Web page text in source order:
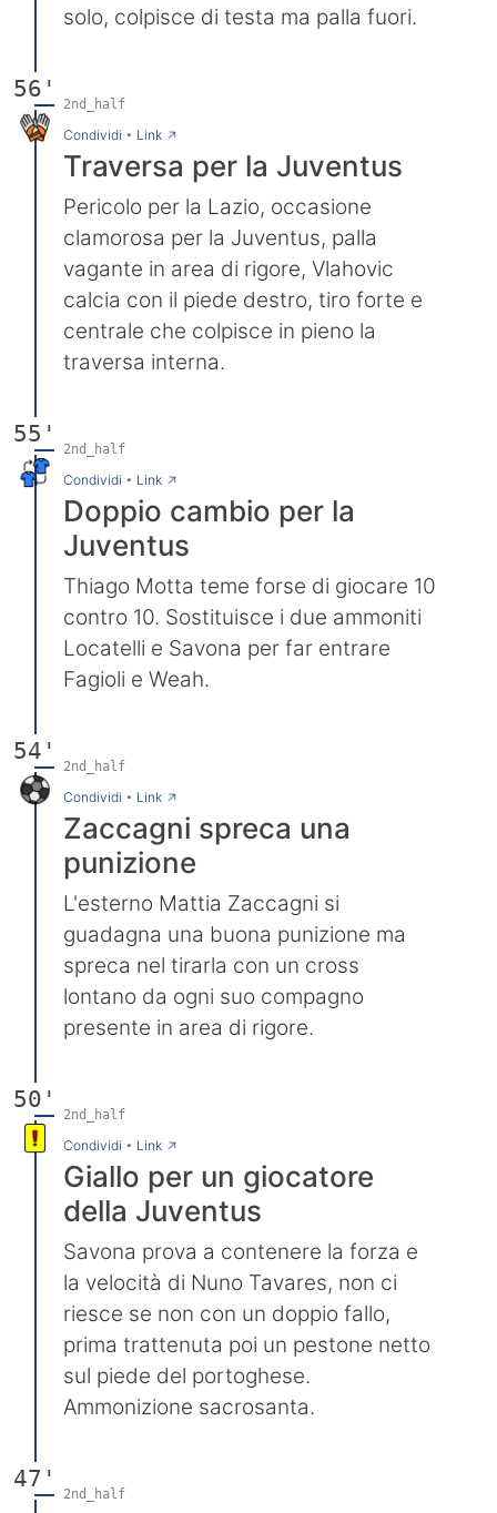
solo, colpisce di testa ma palla fuori.
56'
2nd_half
Condividi • Link→
Traversa per la Juventus
Pericolo per la Lazio, occasione
clamorosa per la Juventus, palla
vagante in area di rigore, Vlahovic
calcia con il piede destro, tiro forte e
centrale che colpisce in pieno la
traversa interna.
55'
2nd_half
Condividi • Link→
Doppio cambio per la
Juventus
Thiago Motta teme forse di giocare 10
contro 10. Sostituisce i due ammoniti
Locatelli e Savona per far entrare
Fagioli e Weah.
54'
2nd_half
Condividi • Link→
Zaccagni spreca una
punizione
L'esterno Mattia Zaccagni si
guadagna una buona punizione ma
spreca nel tirarla con un cross
lontano da ogni suo compagno
presente in area di rigore.
50'
2nd_half
Condividi • Link→
Giallo per un giocatore
della Juventus
Savona prova a contenere la forza e
la velocità di Nuno Tavares, non ci
riesce se non con un doppio fallo,
prima trattenuta poi un pestone netto
sul piede del portoghese.
Ammonizione sacrosanta.
47'
2nd_half